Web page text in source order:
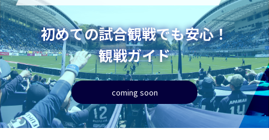
初めての試合観戦でも安心！
観戦ガイド
coming soon